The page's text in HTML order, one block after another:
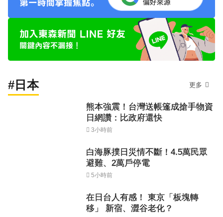
#日本 更多
熊本強震！台灣送帳篷成搶手物資
日網讚：比政府還快
3小時前
白海豚撲日災情不斷！4.5萬民眾
避難、2萬戶停電
5小時前
在日台人有感！ 東京「板塊轉
移」 新宿、澀谷老化？